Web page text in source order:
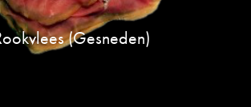
(gesneden)